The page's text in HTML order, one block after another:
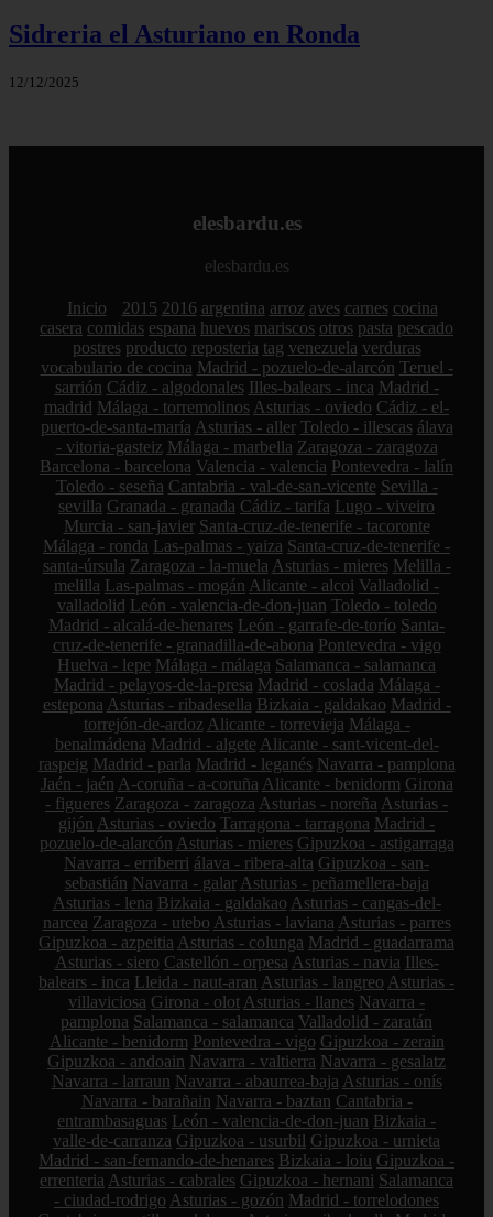
Sidreria el Asturiano en Ronda
12/12/2025
elesbardu.es
elesbardu.es
Inicio 2015 2016 argentina arroz aves carnes cocina
casera comidas espana huevos mariscos otros pasta pescado
postres producto reposteria tag venezuela verduras
vocabulario de cocina Madrid - pozuelo-de-alarcón Teruel -
sarrión Cádiz - algodonales Illes-balears - inca Madrid -
madrid Málaga - torremolinos Asturias - oviedo Cádiz - el-
puerto-de-santa-maría Asturias - aller Toledo - illescas álava
- vitoria-gasteiz Málaga - marbella Zaragoza - zaragoza
Barcelona - barcelona Valencia - valencia Pontevedra - lalín
Toledo - seseña Cantabria - val-de-san-vicente Sevilla -
sevilla Granada - granada Cádiz - tarifa Lugo - viveiro
Murcia - san-javier Santa-cruz-de-tenerife - tacoronte
Málaga - ronda Las-palmas - yaiza Santa-cruz-de-tenerife -
santa-úrsula Zaragoza - la-muela Asturias - mieres Melilla -
melilla Las-palmas - mogán Alicante - alcoi Valladolid -
valladolid León - valencia-de-don-juan Toledo - toledo
Madrid - alcalá-de-henares León - garrafe-de-torío Santa-
cruz-de-tenerife - granadilla-de-abona Pontevedra - vigo
Huelva - lepe Málaga - málaga Salamanca - salamanca
Madrid - pelayos-de-la-presa Madrid - coslada Málaga -
estepona Asturias - ribadesella Bizkaia - galdakao Madrid -
torrejón-de-ardoz Alicante - torrevieja Málaga -
benalmádena Madrid - algete Alicante - sant-vicent-del-
raspeig Madrid - parla Madrid - leganés Navarra - pamplona
Jaén - jaén A-coruña - a-coruña Alicante - benidorm Girona
- figueres Zaragoza - zaragoza Asturias - noreña Asturias -
gijón Asturias - oviedo Tarragona - tarragona Madrid -
pozuelo-de-alarcón Asturias - mieres Gipuzkoa - astigarraga
Navarra - erriberri álava - ribera-alta Gipuzkoa - san-
sebastián Navarra - galar Asturias - peñamellera-baja
Asturias - lena Bizkaia - galdakao Asturias - cangas-del-
narcea Zaragoza - utebo Asturias - laviana Asturias - parres
Gipuzkoa - azpeitia Asturias - colunga Madrid - guadarrama
Asturias - siero Castellón - orpesa Asturias - navia Illes-
balears - inca Lleida - naut-aran Asturias - langreo Asturias -
villaviciosa Girona - olot Asturias - llanes Navarra -
pamplona Salamanca - salamanca Valladolid - zaratán
Alicante - benidorm Pontevedra - vigo Gipuzkoa - zerain
Gipuzkoa - andoain Navarra - valtierra Navarra - gesalatz
Navarra - larraun Navarra - abaurrea-baja Asturias - onís
Navarra - barañain Navarra - baztan Cantabria -
entrambasaguas León - valencia-de-don-juan Bizkaia -
valle-de-carranza Gipuzkoa - usurbil Gipuzkoa - urnieta
Madrid - san-fernando-de-henares Bizkaia - loiu Gipuzkoa -
errenteria Asturias - cabrales Gipuzkoa - hernani Salamanca
- ciudad-rodrigo Asturias - gozón Madrid - torrelodones